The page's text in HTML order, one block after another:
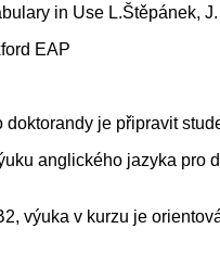
in Use L.Štěpánek,
EAP
je připravit
anglického jazyka pro
výuka v kurzu je